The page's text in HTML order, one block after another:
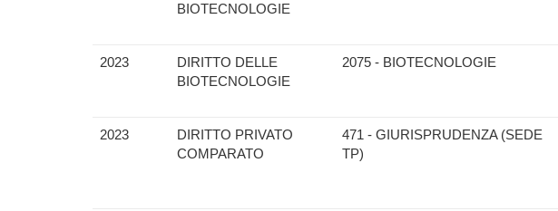
BIOTECNOLOGIE
2023
DIRITTO DELLE
BIOTECNOLOGIE
2075 - BIOTECNOLOGIE
2023
DIRITTO PRIVATO
COMPARATO
471 - GIURISPRUDENZA (SEDE
TP)